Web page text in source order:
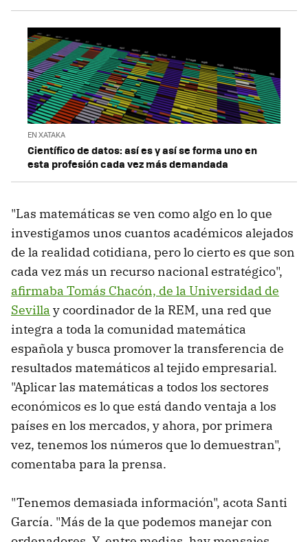
EN XATAKA
Científico de datos: así es y así se forma uno en
esta profesión cada vez más demandada
"Las matemáticas se ven como algo en lo que
investigamos unos cuantos académicos alejados
de la realidad cotidiana, pero lo cierto es que son
cada vez más un recurso nacional estratégico",
afirmaba Tomás Chacón, de la Universidad de
Sevilla y coordinador de la REM, una red que
integra a toda la comunidad matemática
española y busca promover la transferencia de
resultados matemáticos al tejido empresarial.
"Aplicar las matemáticas a todos los sectores
económicos es lo que está dando ventaja a los
países en los mercados, y ahora, por primera
vez, tenemos los números que lo demuestran",
comentaba para la prensa.
"Tenemos demasiada información", acota Santi
García. "Más de la que podemos manejar con